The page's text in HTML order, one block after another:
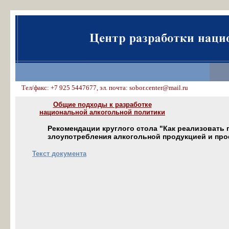
Тел/факс: +7 925 5447677, эл. почта: sobor.center@mail.ru
Общие подходы к разработке
национальной алкогольной политики
Рекомендации круглого стола "Как
злоупотребления алкогольной продукцией и
Текст документа